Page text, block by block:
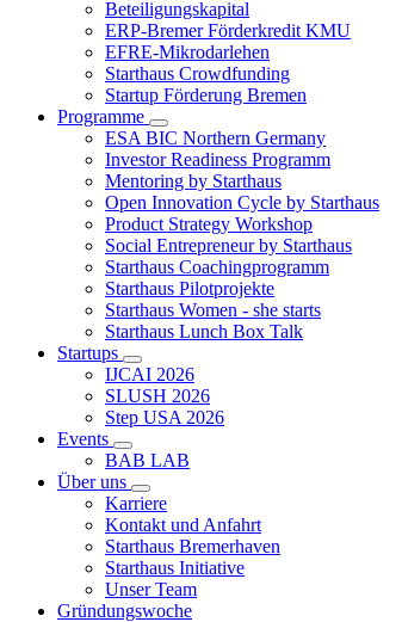
Beteiligungskapital
ERP-Bremer Förderkredit KMU
EFRE-Mikrodarlehen
Starthaus Crowdfunding
Startup Förderung Bremen
Programme
ESA BIC Northern Germany
Investor Readiness Programm
Mentoring by Starthaus
Open Innovation Cycle by Starthaus
Product Strategy Workshop
Social Entrepreneur by Starthaus
Starthaus Coachingprogramm
Starthaus Pilotprojekte
Starthaus Women - she starts
Starthaus Lunch Box Talk
Startups
IJCAI 2026
SLUSH 2026
Step USA 2026
Events
BAB LAB
Über uns
Karriere
Kontakt und Anfahrt
Starthaus Bremerhaven
Starthaus Initiative
Unser Team
Gründungswoche